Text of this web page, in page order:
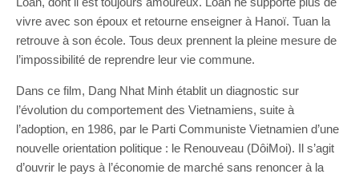
vivre avec son époux et retourne enseigner à Hanoï. Tuan la
retrouve à son école. Tous deux prennent la pleine mesure de
l’impossibilité de reprendre leur vie commune.
Dans ce film, Dang Nhat Minh établit un diagnostic sur
l’évolution du comportement des Vietnamiens, suite à
l’adoption, en 1986, par le Parti Communiste Vietnamien d’une
nouvelle orientation politique : le Renouveau (DôiMoi). Il s’agit
d’ouvrir le pays à l’économie de marché sans renoncer à la